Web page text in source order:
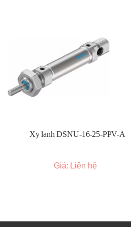
Xy lanh DSNU-16-25-PPV-A
Giá: Liên hệ